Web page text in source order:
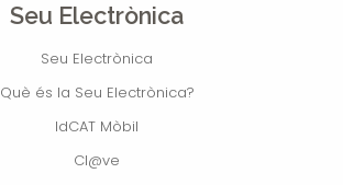
Seu Electrònica
Seu Electrònica
Què és la Seu Electrònica?
IdCAT Mòbil
Cl@ve